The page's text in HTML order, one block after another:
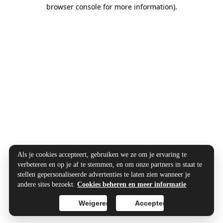
browser console for more information).
Als je cookies accepteert, gebruiken we ze om je ervaring te
verbeteren en op je af te stemmen, en om onze partners in staat te
stellen gepersonaliseerde advertenties te laten zien wanneer je
andere sites bezoekt.Cookies beheren en meer informatie
Accepteren
Weigeren